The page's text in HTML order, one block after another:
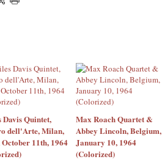
Davis Quintet,
dell'Arte, Milan,
11th, 1964
Max Roach Quartet &
Abbey Lincoln, Belgium,
January 10, 1964
(Colorized)